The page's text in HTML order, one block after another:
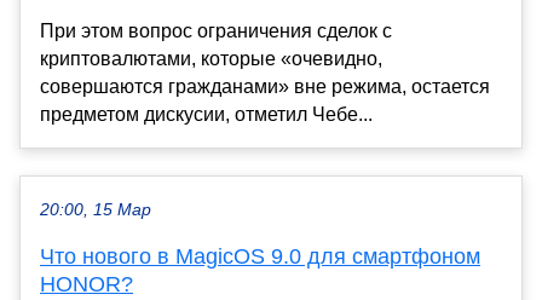
При этом вопрос ограничения сделок с
криптовалютами, которые «очевидно,
совершаются гражданами» вне режима, остается
предметом дискусии, отметил Чебе...
20:00, 15 Мар
Что нового в MagicOS 9.0 для смартфоном
HONOR?